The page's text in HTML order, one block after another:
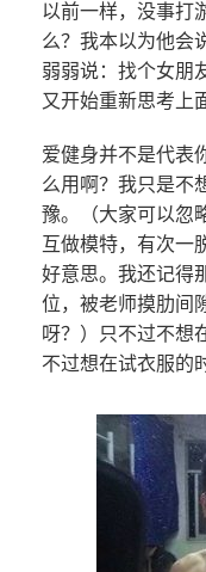
以前一样，没事打
么？我本以为他会
弱弱说：找个女朋
又开始重新思考上
爱健身并不是代表
么用啊？我只是不
豫。（大家可以忽
互做模特，有次一
好意思。我还记得
位，被老师摸肋间
呀？）只不过不想
不过想在试衣服的